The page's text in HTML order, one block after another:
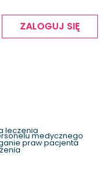
ZALOGUJ SIĘ
leczeniamedycznego
praw pacjenta